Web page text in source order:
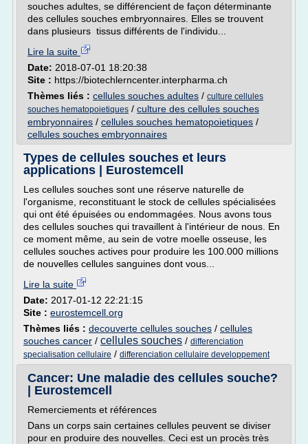
souches adultes, se différencient de façon déterminante
des cellules souches embryonnaires. Elles se trouvent
dans plusieurs tissus différents de l'individu...
Lire la suite
Date: 2018-07-01 18:20:38
Site : https://biotechlerncenter.interpharma.ch
Thèmes liés : cellules souches adultes / culture cellules
souches hematopoietiques / culture des cellules souches
embryonnaires / cellules souches hematopoietiques /
cellules souches embryonnaires
Types de cellules souches et leurs
applications | Eurostemcell
Les cellules souches sont une réserve naturelle de
l'organisme, reconstituant le stock de cellules spécialisées
qui ont été épuisées ou endommagées. Nous avons tous
des cellules souches qui travaillent à l'intérieur de nous. En
ce moment même, au sein de votre moelle osseuse, les
cellules souches actives pour produire les 100.000 millions
de nouvelles cellules sanguines dont vous...
Lire la suite
Date: 2017-01-12 22:21:15
Site : eurostemcell.org
Thèmes liés : decouverte cellules souches / cellules
souches cancer / cellules souches / differenciation
specialisation cellulaire / differenciation cellulaire developpement
Cancer: Une maladie des cellules souche?
| Eurostemcell
Remerciements et références
Dans un corps sain certaines cellules peuvent se diviser
pour en produire des nouvelles. Ceci est un procès très